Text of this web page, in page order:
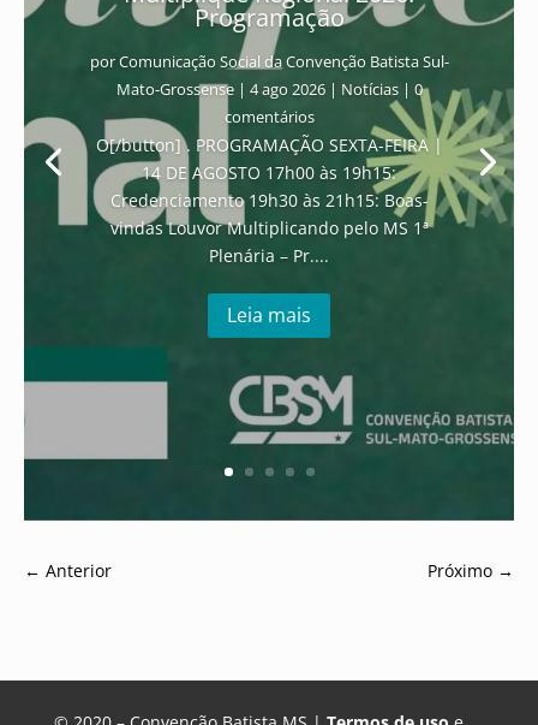
Programação
porComunicação Social da Convenção Batista Sul-
Mato-Grossense| 4 ago 2026| Notícias| 0
comentários
O[/button] . PROGRAMAÇÃO SEXTA-FEIRA |
14 DE AGOSTO 17h00 às 19h15:
Credenciamento 19h30 às 21h15: Boas-
vindas Louvor Multiplicando pelo MS 1ª
Plenária – Pr....
Leia mais
← Anterior Próximo →